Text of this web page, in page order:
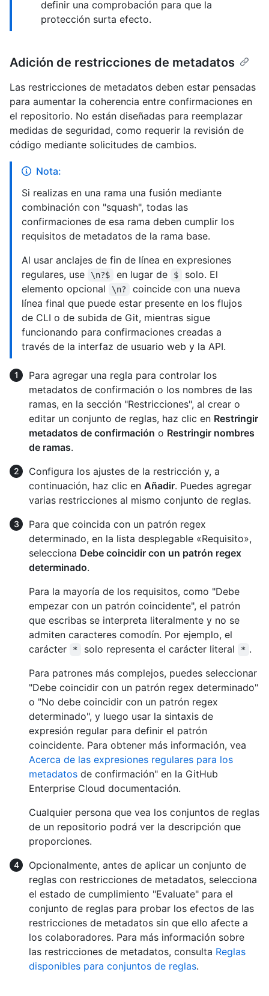
definir una comprobación para que la
protección surta efecto.
Adición de restricciones de metadatos
Las restricciones de metadatos deben estar pensadas
para aumentar la coherencia entre confirmaciones en
el repositorio. No están diseñadas para reemplazar
medidas de seguridad, como requerir la revisión de
código mediante solicitudes de cambios.
Nota:
Si realizas en una rama una fusión mediante
combinación con "squash", todas las
confirmaciones de esa rama deben cumplir los
requisitos de metadatos de la rama base.
Al usar anclajes de fin de línea en expresiones
regulares, use
\n?$ en lugar de $
solo. El
elemento opcional
\n?
coincide con una nueva
línea final que puede estar presente en los flujos
de CLI o de subida de Git, mientras sigue
funcionando para confirmaciones creadas a
través de la interfaz de usuario web y la API.
Para agregar una regla para controlar los
metadatos de confirmación o los nombres de las
ramas, en la sección "Restricciones", al crear o
editar un conjunto de reglas, haz clic en Restringir
metadatos de confirmación o Restringir nombres
de ramas.
Configura los ajustes de la restricción y, a
continuación, haz clic en Añadir. Puedes agregar
varias restricciones al mismo conjunto de reglas.
Para que coincida con un patrón regex
determinado, en la lista desplegable «Requisito»,
selecciona Debe coincidir con un patrón regex
determinado.
Para la mayoría de los requisitos, como "Debe
empezar con un patrón coincidente", el patrón
que escribas se interpreta literalmente y no se
admiten caracteres comodín. Por ejemplo, el
carácter
* solo representa el carácter literal * .
Para patrones más complejos, puedes seleccionar
"Debe coincidir con un patrón regex determinado"
o "No debe coincidir con un patrón regex
determinado", y luego usar la sintaxis de
expresión regular para definir el patrón
coincidente. Para obtener más información, vea
Acerca de las expresiones regulares para los
metadatos de confirmación" en la GitHub
Enterprise Cloud documentación.
Cualquier persona que vea los conjuntos de reglas
de un repositorio podrá ver la descripción que
proporciones.
Opcionalmente, antes de aplicar un conjunto de
reglas con restricciones de metadatos, selecciona
el estado de cumplimiento "Evaluate" para el
conjunto de reglas para probar los efectos de las
restricciones de metadatos sin que ello afecte a
los colaboradores. Para más información sobre
las restricciones de metadatos, consulta Reglas
disponibles para conjuntos de reglas.